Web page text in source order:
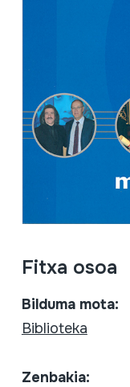
Fitxa osoa
Bilduma mota:
Biblioteka
Zenbakia: